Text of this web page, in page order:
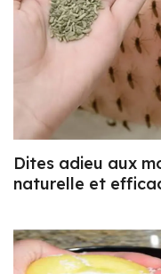
Dites adieu aux
naturelle et